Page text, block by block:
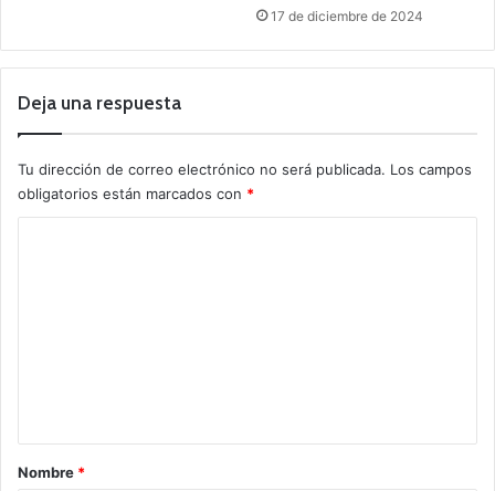
17 de diciembre de 2024
Deja una respuesta
Tu dirección de correo electrónico no será publicada. Los campos
obligatorios están marcados con *
rNombre *